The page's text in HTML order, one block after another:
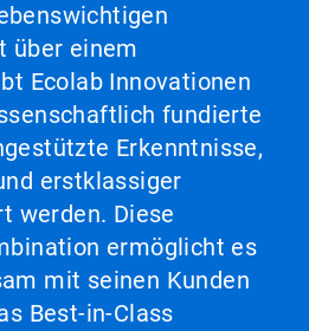
über einem
Ecolab Innovationen
fundierte
Erkenntnisse,
erstklassiger
werden. Diese
ermöglicht es
mit seinen Kunden
Best-in-Class